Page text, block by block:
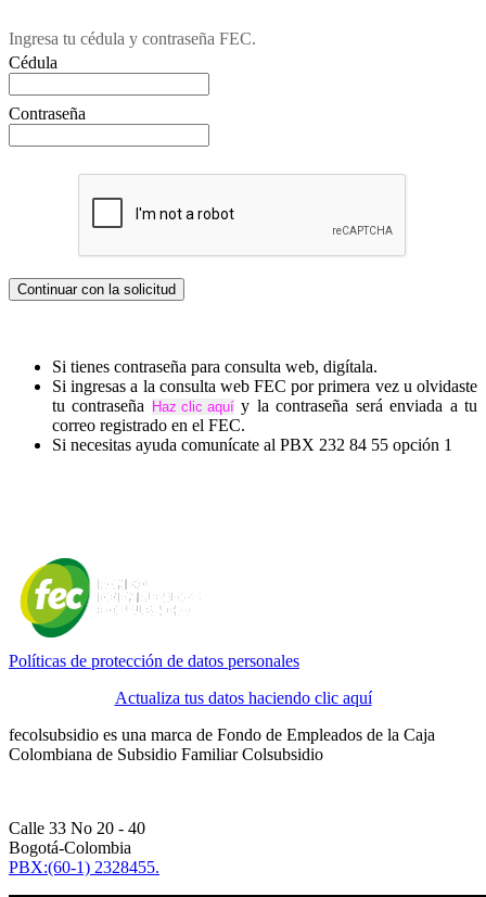
Ingresa tu cédula y contraseña FEC.
Cédula
Contraseña
Si tienes contraseña para consulta web, digítala.
Si ingresas a la consulta web FEC por primera vez u olvidaste
tu contraseña
y la contraseña será enviada a tu
correo registrado en el FEC.
Si necesitas ayuda comunícate al PBX 232 84 55 opción 1
Políticas de protección de datos personales
Actualiza tus datos haciendo clic aquí
fecolsubsidio es una marca de Fondo de Empleados de la Caja
Colombiana de Subsidio Familiar Colsubsidio
Calle 33 No 20 - 40
Bogotá-Colombia
PBX:(60-1) 2328455.